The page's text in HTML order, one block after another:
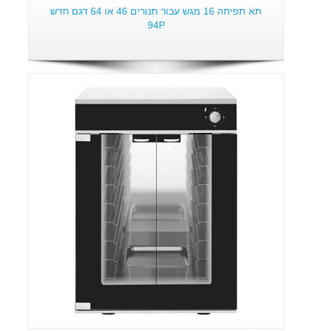
תא תפיחה 16 מגש עבור תנורים 46 או 64 דגם חדש
94P
פרטים: